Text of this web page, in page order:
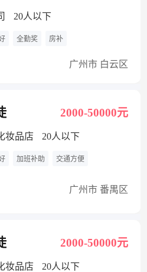
20人以下
全勤奖 房补
广州市 白云区
2000-50000元
妆品店 20人以下
加班补助 交通方便
广州市 番禺区
2000-50000元
妆品店 20人以下